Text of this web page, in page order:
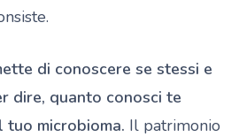
di conoscere se stessi e
dire, quanto conosci te
tuo microbioma. Il patrimonio